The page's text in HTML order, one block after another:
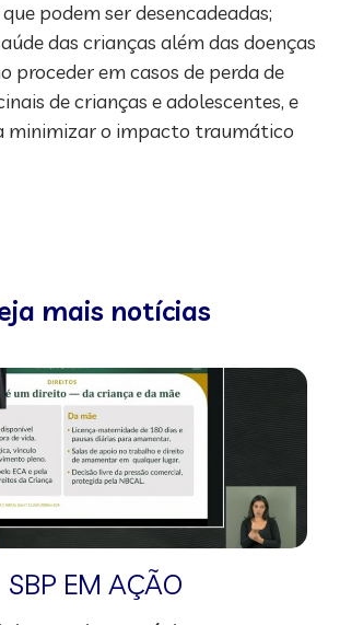
podem ser desencadeadas;
das crianças além das doenças
proceder em casos de perda de
de crianças e adolescentes, e
minimizar o impacto traumático
mais notícias
SBP EM AÇÃO